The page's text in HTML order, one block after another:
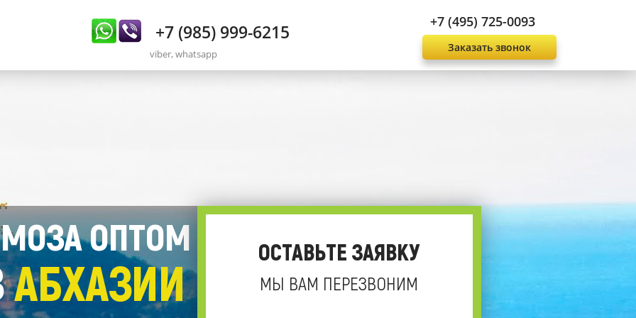
+7 (495) 725-0093
+7 (985) 999-6215
viber, whatsapp Заказать звонок
ОСТАВЬТЕ ЗАЯВКУ
МЫ ВАМ ПЕРЕЗВОНИМ
ОПТОМ
АБХАЗИИ